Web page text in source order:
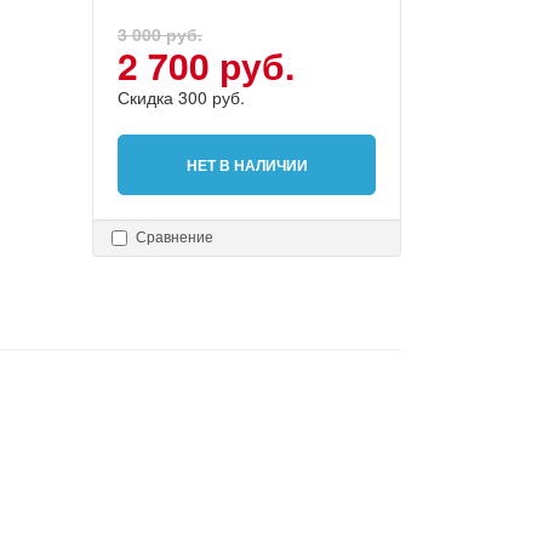
3 000 руб.
2 700 руб.
Скидка 300 руб.
НЕТ В НАЛИЧИИ
Сравнение